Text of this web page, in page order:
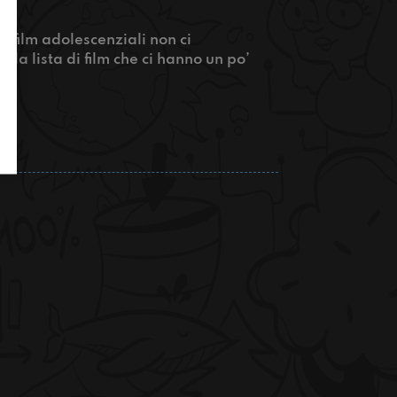
film adolescenziali non ci
lista di film che ci hanno un po’